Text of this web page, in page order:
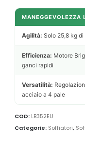
MANEGGEVOLEZZA
Agilità: Solo 25,8 kg
Efficienza: Motore
ganci rapidi
Versatilità:
acciaio a 4 pale
COD: LB352EU
Categorie: Soffiatori,